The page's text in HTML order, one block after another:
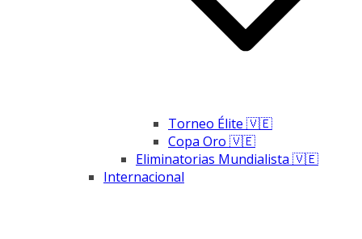
Torneo Élite 🇻🇪
Copa Oro 🇻🇪
Eliminatorias Mundialista 🇻🇪
Internacional